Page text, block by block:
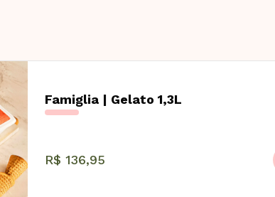
Famiglia | Gelato 1,3L
R$ 136,95